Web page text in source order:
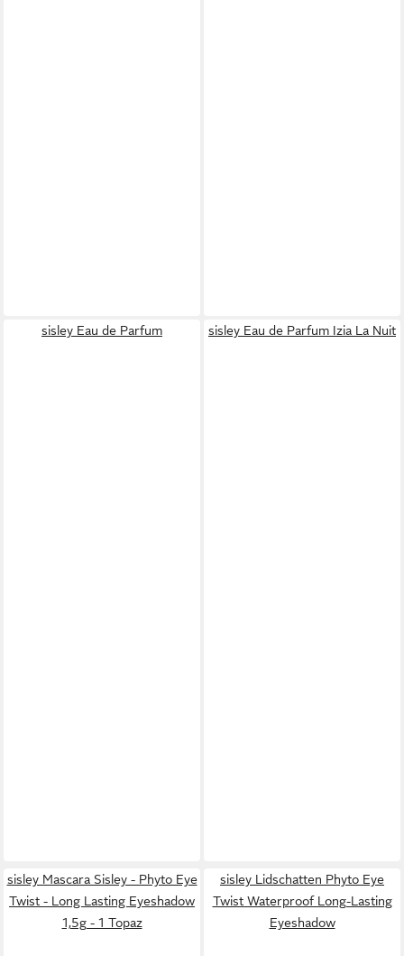
sisley Eau de Parfum sisley Eau de Parfum Izia La Nuit
sisley Mascara Sisley - Phyto Eye
Twist - Long Lasting Eyeshadow
1,5g - 1 Topaz
sisley Lidschatten Phyto Eye
Twist Waterproof Long-Lasting
Eyeshadow